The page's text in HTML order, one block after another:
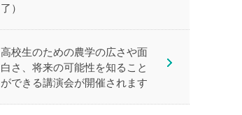
了）
高校生のための農学の広さや面
白さ、将来の可能性を知ること
ができる講演会が開催されます